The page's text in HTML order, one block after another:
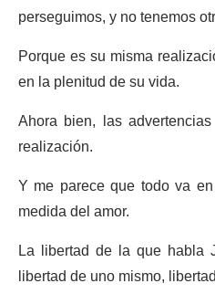
perseguimos, y no tenemos
Porque es su misma
en la plenitud de su vida.
Ahora bien, las
realización.
Y me parece que todo va
medida del amor.
La libertad de la que habla
libertad de uno mismo,